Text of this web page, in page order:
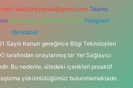
mail: backlinkpaneli@gmail.com Teams:
Whatsapp: 0262 606 0 726 Telegram:
@karabul
Sayılı Kanun gereğince Bilgi Teknolojileri
tarafından onaylanmış bir Yer Sağlayıcı
Bu nedenle, sitedeki içerikleri proaktif
yükümlülüğümüz bulunmamaktadır.